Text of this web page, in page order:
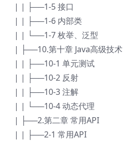
| | ├──1-5 接口
| | ├──1-6 内部类
| | └──1-7 枚举、泛型
| ├──10.第十章 Java高级技术
| | ├──10-1 单元测试
| | ├──10-2 反射
| | ├──10-3 注解
| | └──10-4 动态代理
| ├──2.第二章 常用API
| | ├──2-1 常用API